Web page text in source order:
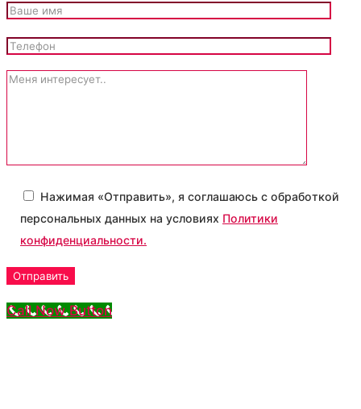
Нажимая «Отправить», я соглашаюсь с обработкой
персональных данных на условиях Политики
конфиденциальности.
Call Now Button